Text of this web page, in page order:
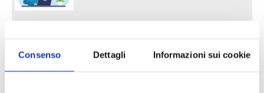
Consenso Dettagli Informazioni sui cookie
30 Giugno 2026